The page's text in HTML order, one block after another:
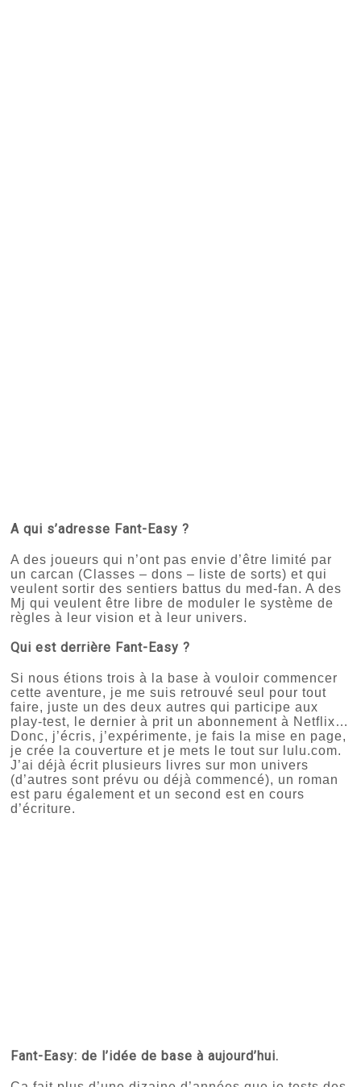
A qui s’adresse Fant-Easy ?
A des joueurs qui n’ont pas envie d’être limité par
un carcan (Classes – dons – liste de sorts) et qui
veulent sortir des sentiers battus du med-fan. A des
Mj qui veulent être libre de moduler le système de
règles à leur vision et à leur univers.
Qui est derrière Fant-Easy ?
Si nous étions trois à la base à vouloir commencer
cette aventure, je me suis retrouvé seul pour tout
faire, juste un des deux autres qui participe aux
play-test, le dernier à prit un abonnement à Netflix…
Donc, j’écris, j’expérimente, je fais la mise en page,
je crée la couverture et je mets le tout sur lulu.com.
J’ai déjà écrit plusieurs livres sur mon univers
(d’autres sont prévu ou déjà commencé), un roman
est paru également et un second est en cours
d’écriture.
Fant-Easy: de l’idée de base à aujourd’hui.